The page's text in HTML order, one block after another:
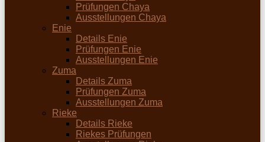
Prüfungen Chaya
Ausstellungen Chaya
Enie
Details Enie
Prüfungen Enie
Ausstellungen Enie
Zuma
Details Zuma
Prüfungen Zuma
Ausstellungen Zuma
Rieke
Details Rieke
Riekes Prüfungen